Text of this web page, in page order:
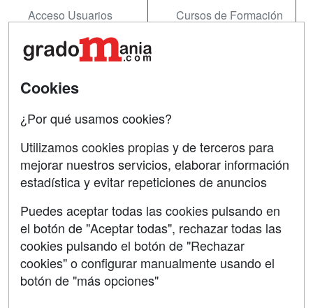
Acceso Usuarios
Acceso Centros
Cursos de Formación
Contactar
Copyleft
Grupo formazion:
Cookies
¿Por qué usamos cookies?
Utilizamos cookies propias y de terceros para
mejorar nuestros servicios, elaborar información
estadística y evitar repeticiones de anuncios
Puedes aceptar todas las cookies pulsando en
el botón de "Aceptar todas", rechazar todas las
cookies pulsando el botón de "Rechazar
cookies" o configurar manualmente usando el
botón de "más opciones"